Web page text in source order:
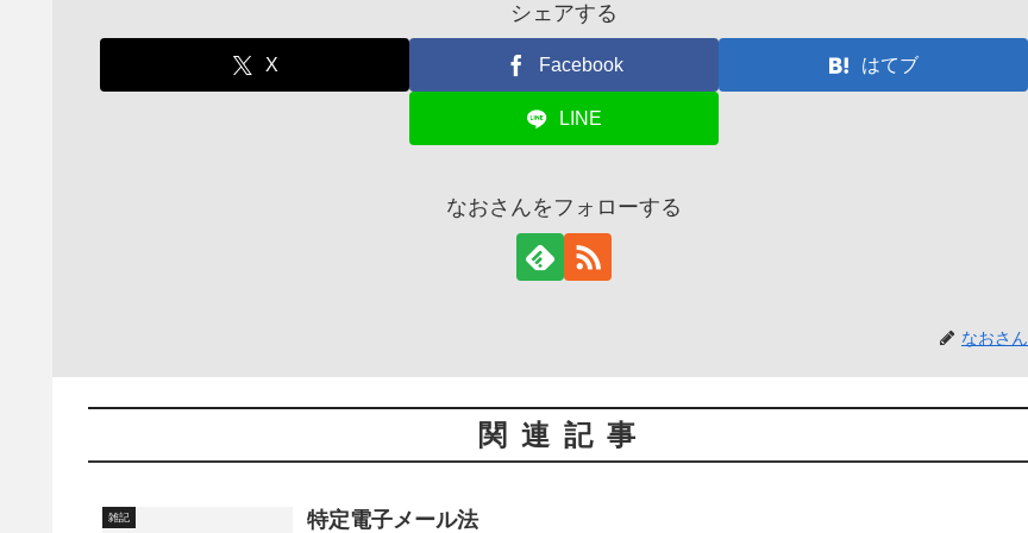
シェアする
X Facebook はてブ
LINE
なおさんをフォローする
なおさん
関連記事
雑記 特定電子メール法